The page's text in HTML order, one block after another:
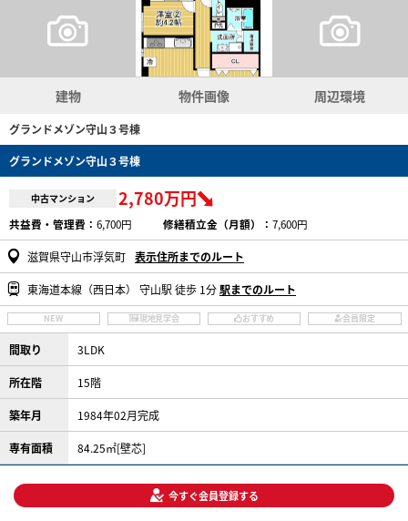
建物 物件画像 周辺環境
グランドメゾン守山３号棟
グランドメゾン守山３号棟
中古マンション 2,780万円
共益費・管理費： 6,700円 修繕積立金（月額）：7,600円
滋賀県守山市浮気町 表示住所までのルート
東海道本線（西日本） 守山駅 徒歩 1分駅までのルート
NEW 現地見学会 おすすめ 会員限定
間取り 3LDK
所在階 15階
築年月 1984年02月完成
専有面積 84.25㎡[壁芯]
今すぐ会員登録する